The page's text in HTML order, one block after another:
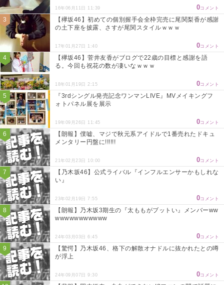
16年06月11日 11:39 0コメント
【欅坂46】初めての個別握手会全枠完売に尾関梨香が感謝
の土下座を披露、さすが尾関スタイルｗｗｗ
17年01月27日 1:40 0コメント
【欅坂46】菅井友香がブログで22歳の目標と感謝を語
る。今回も祝花の数が凄いなｗｗｗ
18年01月19日 2:15 0コメント
『3rdシングル発売記念ワンマンLIVE』MVメイキングフ
ォトパネル展を展示
19年09月26日 11:45 0コメント
【朗報】僕嘘、マジで秋元系アイドルで1番売れたドキュ
メンタリー円盤に!!!!!!
21年02月23日 10:00 0コメント
【乃木坂46】公式ライバル『インフルエンサーかもしれな
い』
23年02月19日 7:55 0コメント
【朗報】乃木坂3期生の『太ももがブットい』メンバーww
wwwwwwwwwww
24年03月03日 6:45 0コメント
【驚愕】乃木坂46、格下の解散オナドルに抜かれたとの噂
が浮上
24年09月07日 9:30 0コメント